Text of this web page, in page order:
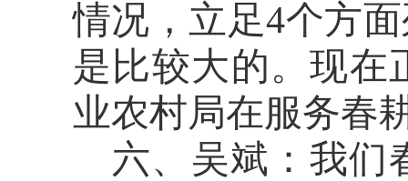
情况，立足4个方
是比较大的。现在
业农村局在服务春
六、吴斌： 我们